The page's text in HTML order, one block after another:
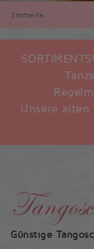
Startseite
Unsere alten
Günstige